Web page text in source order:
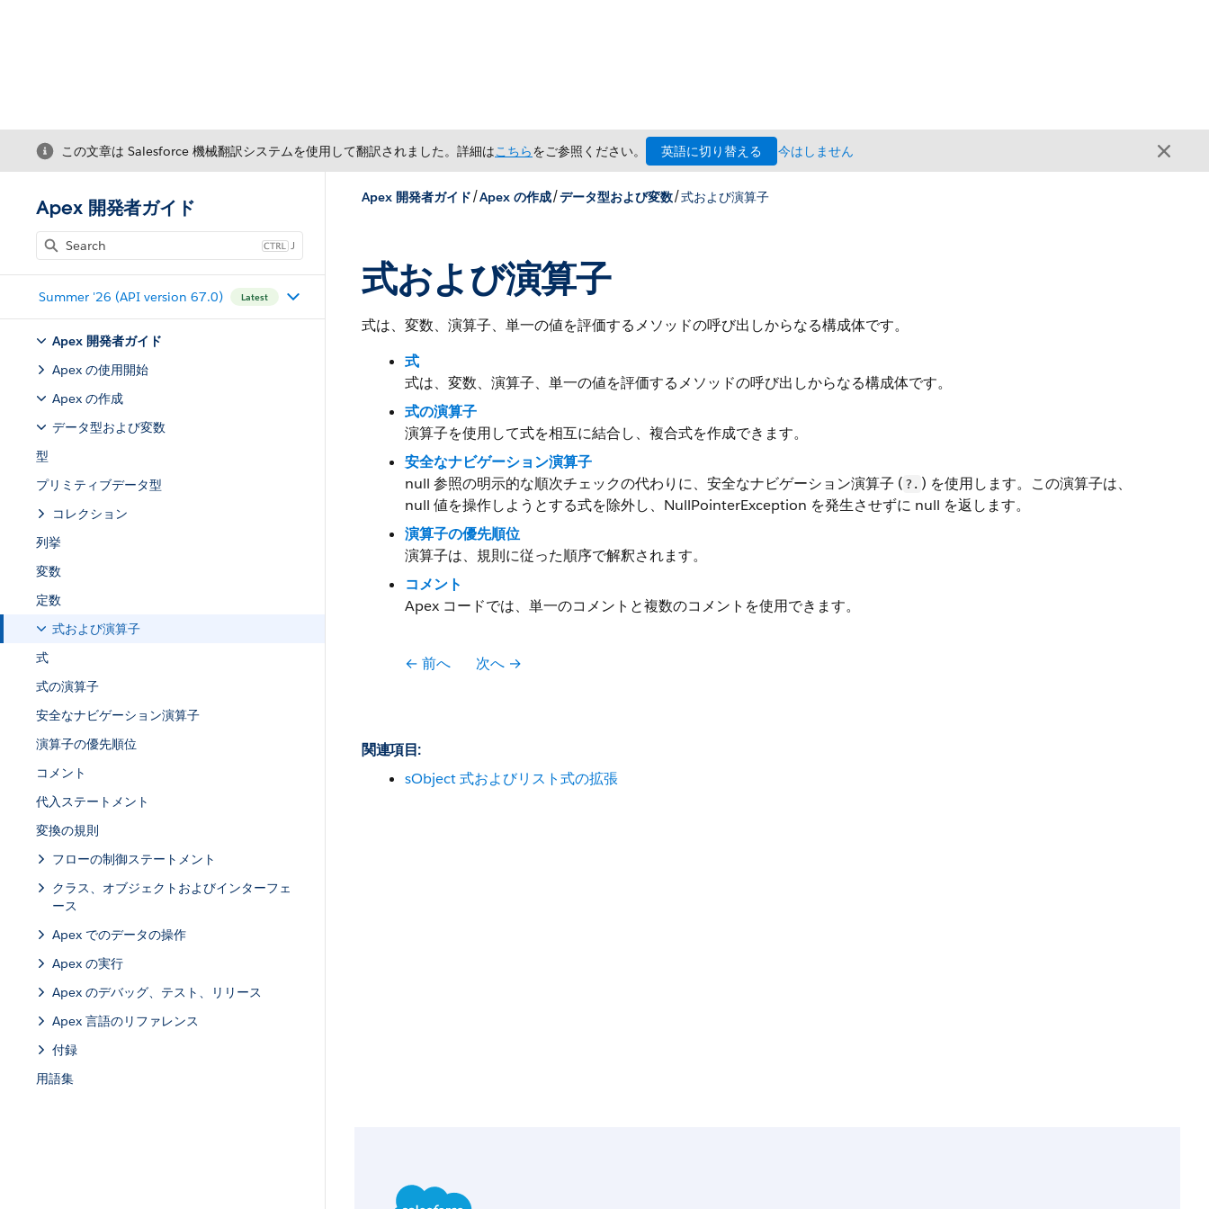
この文章は Salesforce 機械翻訳システムを使用して翻訳されました。詳細はこちらをご参照ください。 英語に切り替える 今はしません
Apex 開発者ガイド
J
Summer '26 (API version 67.0) Latest
Apex 開発者ガイド
Apex の使用開始
Apex の作成
データ型および変数
型
プリミティブデータ型
コレクション
列挙
変数
定数
式および演算子
式
式の演算子
安全なナビゲーション演算子
演算子の優先順位
コメント
代入ステートメント
変換の規則
フローの制御ステートメント
クラス、オブジェクトおよびインターフェ
ース
Apex でのデータの操作
Apex の実行
Apex のデバッグ、テスト、リリース
Apex 言語のリファレンス
付録
用語集
Apex 開発者ガイド/Apex の作成/データ型および変数/式および演算子
式および演算子
式は、変数、演算子、単一の値を評価するメソッドの呼び出しからなる構成体です。
式
式は、変数、演算子、単一の値を評価するメソッドの呼び出しからなる構成体です。
式の演算子
演算子を使用して式を相互に結合し、複合式を作成できます。
安全なナビゲーション演算子
null 参照の明示的な順次チェックの代わりに、安全なナビゲーション演算子 ( ?. ) を使用します。この演算子は、
null 値を操作しようとする式を除外し、NullPointerException を発生させずに null を返します。
演算子の優先順位
演算子は、規則に従った順序で解釈されます。
コメント
Apex コードでは、単一のコメントと複数のコメントを使用できます。
← 前へ 次へ →
関連項目:
sObject 式およびリスト式の拡張